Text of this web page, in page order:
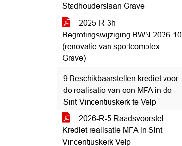
Stadhouderslaan Grave
2025-R-3h
Begrotingswijziging BWN 2026-10
(renovatie van sportcomplex
Grave)
9 Beschikbaarstellen krediet voor
de realisatie van een MFA in de
Sint-Vincentiuskerk te Velp
2026-R-5 Raadsvoorstel
Krediet realisatie MFA in Sint-
Vincentiuskerk Velp